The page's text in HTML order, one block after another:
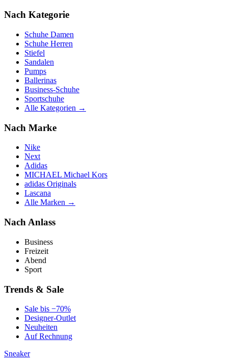
Nach Kategorie
Schuhe Damen
Schuhe Herren
Stiefel
Sandalen
Pumps
Ballerinas
Business-Schuhe
Sportschuhe
Alle Kategorien →
Nach Marke
Nike
Next
Adidas
MICHAEL Michael Kors
adidas Originals
Lascana
Alle Marken →
Nach Anlass
Business
Freizeit
Abend
Sport
Trends & Sale
Sale bis −70%
Designer-Outlet
Neuheiten
Auf Rechnung
Sneaker